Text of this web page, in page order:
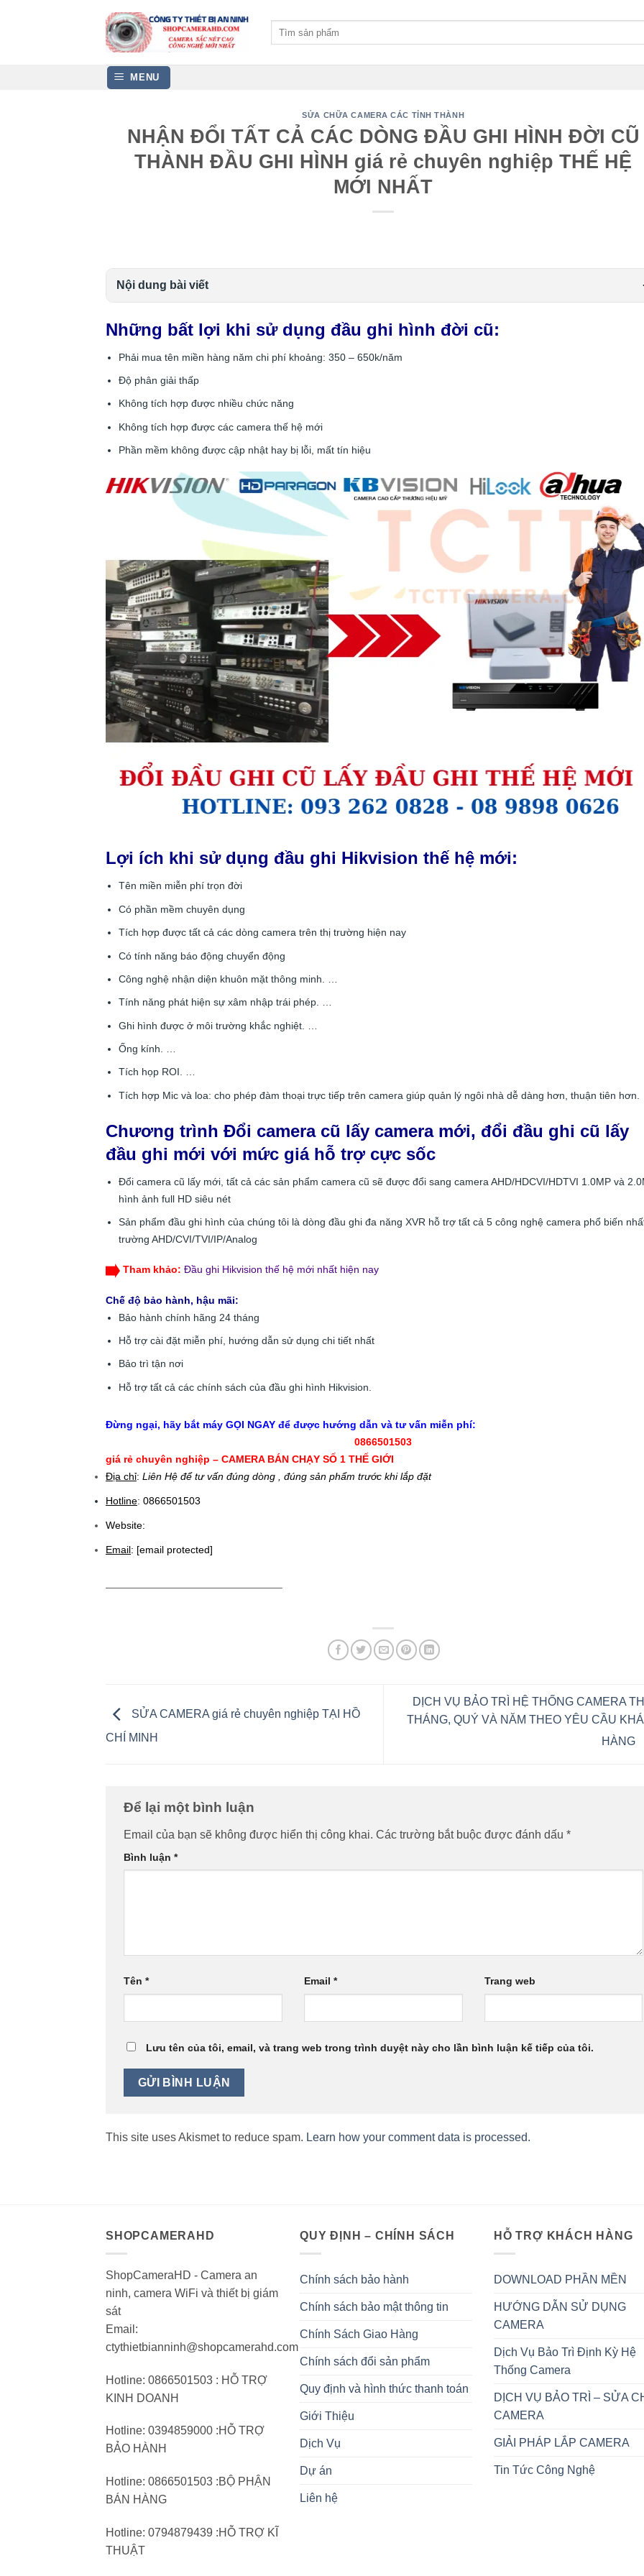
MENU
SỬA CHỮA CAMERA CÁC TỈNH THÀNH
NHẬN ĐỔI TẤT CẢ CÁC DÒNG ĐẦU GHI HÌNH ĐỜI CŨ
THÀNH ĐẦU GHI HÌNH giá rẻ chuyên nghiệp THẾ HỆ
MỚI NHẤT
Nội dung bài viết
Những bất lợi khi sử dụng đầu ghi hình đời cũ:
Phải mua tên miền hàng năm chi phí khoảng: 350 – 650k/năm
Độ phân giải thấp
Không tích hợp được nhiều chức năng
Không tích hợp được các camera thế hệ mới
Phần mềm không được cập nhật hay bị lỗi, mất tín hiệu
Lợi ích khi sử dụng đầu ghi Hikvision thế hệ mới:
Tên miền miễn phí trọn đời
Có phần mềm chuyên dụng
Tích hợp được tất cả các dòng camera trên thị trường hiện nay
Có tính năng báo động chuyển động
Công nghệ nhận diện khuôn mặt thông minh. …
Tính năng phát hiện sự xâm nhập trái phép. …
Ghi hình được ở môi trường khắc nghiệt. …
Ống kính. …
Tích họp ROI. …
Tích hợp Mic và loa: cho phép đàm thoại trực tiếp trên camera giúp quản lý ngôi nhà dễ dàng hơn, thuận tiên hơn.
Chương trình Đổi camera cũ lấy camera mới, đổi đầu ghi cũ lấy
đầu ghi mới với mức giá hỗ trợ cực sốc
Đổi camera cũ lấy mới, tất cả các sản phẩm camera cũ sẽ được đổi sang camera AHD/HDCVI/HDTVI 1.0MP và
hình ảnh full HD siêu nét
Sản phẩm đầu ghi hình của chúng tôi là dòng đầu ghi đa năng XVR hỗ trợ tất cả 5 công nghệ camera phổ biến
trường AHD/CVI/TVI/IP/Analog
Tham khảo: Đầu ghi Hikvision thế hệ mới nhất hiện nay
Chế độ bảo hành, hậu mãi:
Bảo hành chính hãng 24 tháng
Hỗ trợ cài đặt miễn phí, hướng dẫn sử dụng chi tiết nhất
Bảo trì tận nơi
Hỗ trợ tất cả các chính sách của đầu ghi hình Hikvision.
Đừng ngại, hãy bắt máy GỌI NGAY để được hướng dẫn và tư vấn miễn phí:
0866501503
giá rẻ chuyên nghiệp – CAMERA BÁN CHẠY SỐ 1 THẾ GIỚI
Địa chỉ: Liên Hệ để tư vấn đúng dòng , đúng sản phẩm trước khi lắp đặt
Hotline: 0866501503
Website:
Email: [email protected]
—————————————————–
SỬA CAMERA giá rẻ chuyên nghiệp TẠI HỒ
CHÍ MINH
DỊCH VỤ BẢO TRÌ HỆ THỐNG CAMERA
THÁNG, QUÝ VÀ NĂM THEO YÊU CẦU
HÀNG
Để lại một bình luận
Email của bạn sẽ không được hiển thị công khai. Các trường bắt buộc được đánh dấu *
Bình luận *
Tên * Email * Trang web
Lưu tên của tôi, email, và trang web trong trình duyệt này cho lần bình luận kế tiếp của tôi.
This site uses Akismet to reduce spam. Learn how your comment data is processed.
SHOPCAMERAHD
ShopCameraHD - Camera an
ninh, camera WiFi và thiết bị giám
sát
Email:
ctythietbianninh@shopcamerahd.com
Hotline: 0866501503 : HỖ TRỢ
KINH DOANH
Hotline: 0394859000 :HỖ TRỢ
BẢO HÀNH
Hotline: 0866501503 :BỘ PHẬN
BÁN HÀNG
Hotline: 0794879439 :HỖ TRỢ KĨ
THUẬT
QUY ĐỊNH – CHÍNH SÁCH
Chính sách bảo hành
Chính sách bảo mật thông tin
Chính Sách Giao Hàng
Chính sách đổi sản phẩm
Quy định và hình thức thanh toán
Giới Thiệu
Dịch Vụ
Dự án
Liên hệ
HỖ TRỢ KHÁCH HÀNG
DOWNLOAD PHẦN MỀN
HƯỚNG DẪN SỬ DỤNG
CAMERA
Dịch Vụ Bảo Trì Định Kỳ Hệ
Thống Camera
DỊCH VỤ BẢO TRÌ – SỬA
CAMERA
GIẢI PHÁP LẮP CAMERA
Tin Tức Công Nghệ